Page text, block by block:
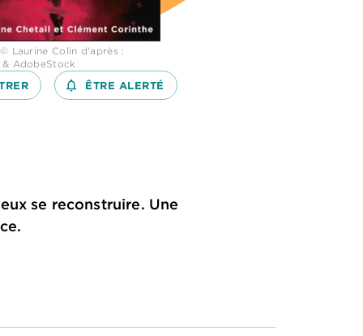
Laurine Colin d'après :
AdobeStock
notifications_none_outlined
ÊTRE ALERTÉ
se reconstruire. Une